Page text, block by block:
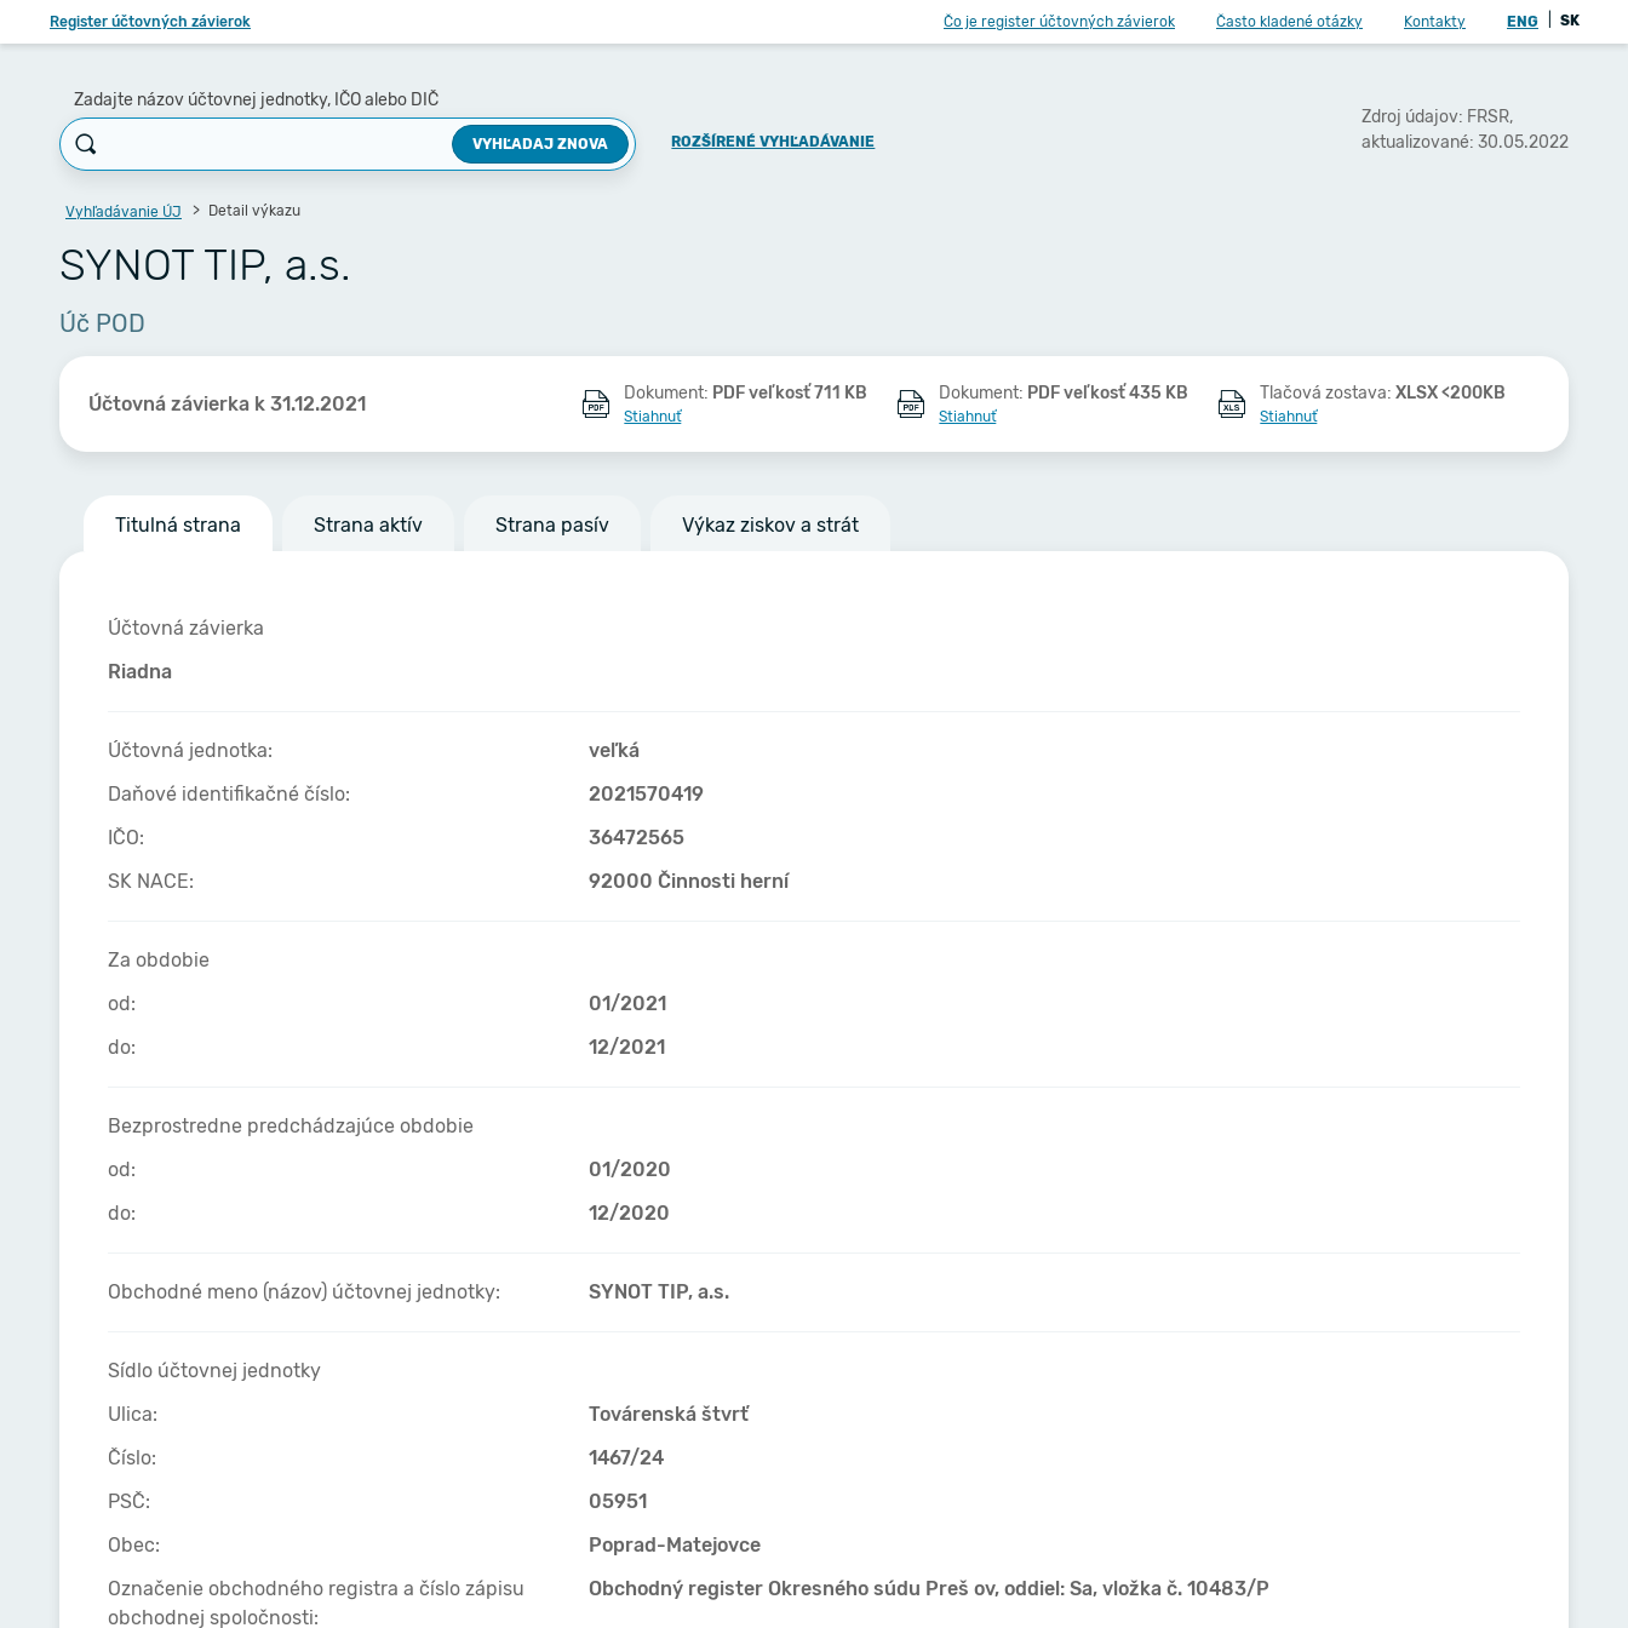
Register účtovných závierok Čo je register účtovných závierok Často kladené otázky Kontakty ENG SK
Zadajte názov účtovnej jednotky, IČO alebo DIČ
VYHĽADAJ ZNOVA ROZŠÍRENÉ VYHĽADÁVANIE
Zdroj údajov: FRSR,
aktualizované: 30.05.2022
Vyhľadávanie ÚJ Detail výkazu
SYNOT TIP, a.s.
Úč POD
Účtovná závierka k 31.12.2021 Dokument: PDF veľkosť 711 KB
Stiahnuť
Dokument: PDF veľkosť 435 KB
Stiahnuť
Tlačová zostava:XLSX <200KB
Stiahnuť
Titulná strana Strana aktív Strana pasív Výkaz ziskov a strát
Účtovná závierka
Riadna
Účtovná jednotka:
veľká
Daňové identifikačné číslo:
2021570419
IČO:
36472565
SK NACE:
92000 Činnosti herní
Za obdobie
od:
01/2021
do:
12/2021
Bezprostredne predchádzajúce obdobie
od:
01/2020
do:
12/2020
Obchodné meno (názov) účtovnej jednotky: SYNOT TIP, a.s.
Sídlo účtovnej jednotky
Ulica:
Továrenská štvrť
Číslo:
1467/24
PSČ:
05951
Obec:
Poprad-Matejovce
Označenie obchodného registra a číslo zápisu
obchodnej spoločnosti:
Obchodný register Okresného súdu Preš ov, oddiel: Sa, vložka č. 10483/P